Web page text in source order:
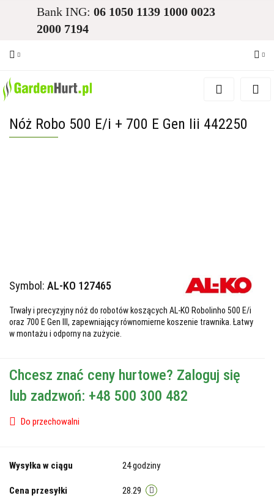
Bank ING: 06 1050 1139 1000 0023
2000 7194
Zaloguj się
Dodaj zgłoszenie
Nóż Robo 500 E/i + 700 E Gen Iii 442250
Symbol: AL-KO 127465
Trwały i precyzyjny nóż do robotów koszących AL-KO Robolinho 500 E/i
oraz 700 E Gen III, zapewniający równomierne koszenie trawnika. Łatwy
w montażu i odporny na zużycie.
Chcesz znać ceny hurtowe? Zaloguj się
lub zadzwoń: +48 500 300 482
Do przechowalni
Wysyłka w ciągu 24 godziny
Cena przesyłki 28.29